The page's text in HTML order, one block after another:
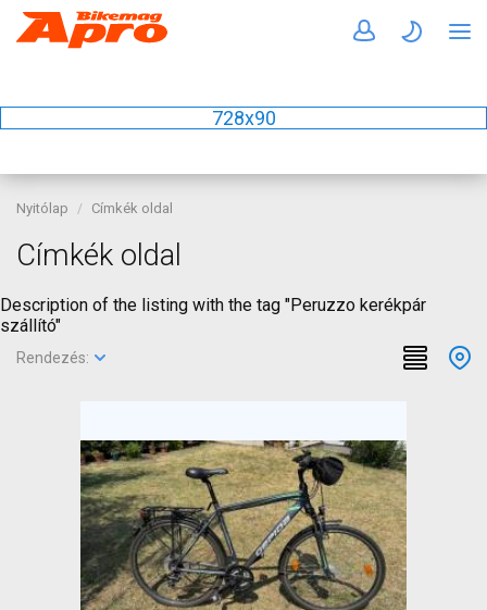
728x90
Nyitólap Címkék oldal
Címkék oldal
Description of the listing with the tag "Peruzzo kerékpár
szállító"
Rendezés: